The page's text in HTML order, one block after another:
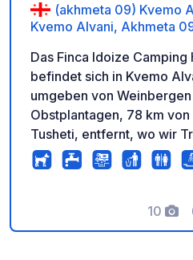
(akhmeta 09) Kvemo
Kvemo Alvani, Akhmeta
Das Finca Idoize Camping
befindet sich in Kvemo
umgeben von Weinbergen
Obstplantagen, 78 km von
Tusheti, entfernt, wo wir
arrangieren können.
ausgestatteten Cottages
Schwimmbad, Dusche,
Waschküche und Küche.
10
Fotos